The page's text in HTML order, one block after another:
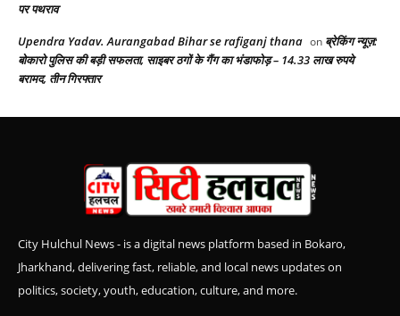
पर पथराव
Upendra Yadav. Aurangabad Bihar se rafiganj thana on ब्रेकिंग न्यूज़:
बोकारो पुलिस की बड़ी सफलता, साइबर ठगों के गैंग का भंडाफोड़ – 14.33 लाख रुपये
बरामद, तीन गिरफ्तार
City Hulchul News - is a digital news platform based in Bokaro,
Jharkhand, delivering fast, reliable, and local news updates on
politics, society, youth, education, culture, and more.